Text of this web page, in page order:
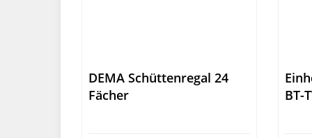
DEMA Schüttenregal 24
Fächer
BT-